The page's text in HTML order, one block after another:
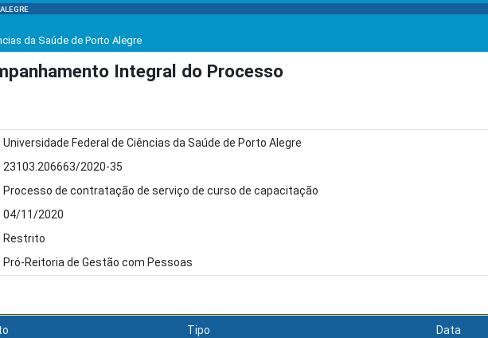
da Saúde de Porto Alegre
Integral do Processo
Universidade Federal de Ciências da Saúde de Porto Alegre
23103.206663/2020-35
Processo de contratação de serviço de curso de capacitação
04/11/2020
Restrito
Pró-Reitoria de Gestão com Pessoas
Tipo Data